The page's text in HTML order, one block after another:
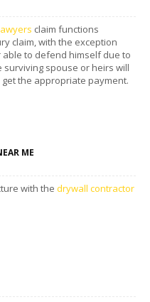
claim functions
claim, with the exception
to defend himself due to
surviving spouse or heirs will
the appropriate payment.
ME
with the drywall contractor